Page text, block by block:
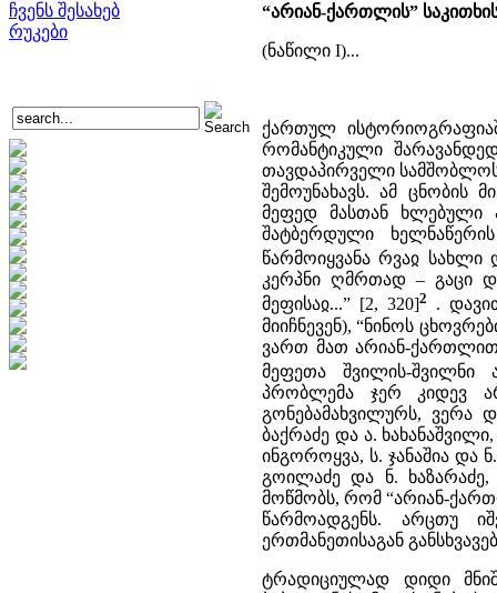
ჩვენს შესახებ
რუკები
“არიან-ქართლის”
(ნაწილი I)...
ქართულ
რომანტიკული
თავდაპირველი სამშობლოს
შემოუნახავს. ამ ცნობის
მეფედ მასთან ხლებული
შატბერდული
წარმოიყვანა რვაჲ სახლი
კერპნი ღმრთად – გაცი
მეფისაჲ...” [2, 320]2
.
მიიჩნევენ), “ნინოს
ვართ მათ არიან-
მეფეთა შვილის-შვილნი
პრობლემა ჯერ კიდევ
გონებამახვილურს, ვერა
ბაქრაძე და ა.
ინგოროყვა, ს. ჯანაშია და
გოილაძე და ნ.
მოწმობს, რომ “არიან-
წარმოადგენს. არცთუ
ერთმანეთისაგან
ტრადიციულად დიდი